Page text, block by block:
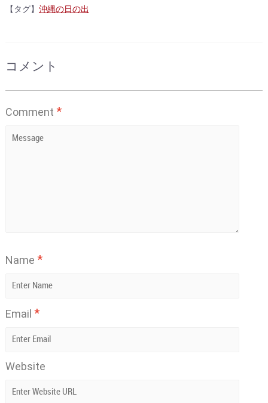
【タグ】 沖縄の日の出
コメント
Comment *
Name *
Email *
Website